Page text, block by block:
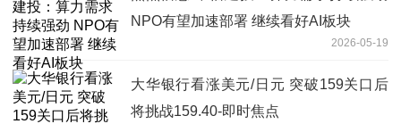
NPO有望加速部署 继续看好AI板块
2026-05-19
大华银行看涨美元/日元 突破159关口后
将挑战159.40-即时焦点